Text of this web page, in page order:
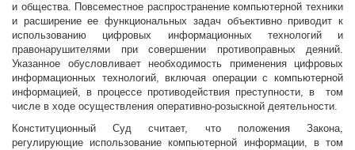
и общества. Повсеместное распространение компьютерной техники
и расширение ее функциональных задач объективно приводит к
использованию цифровых информационных технологий и
правонарушителями при совершении противоправных деяний.
Указанное обусловливает необходимость применения цифровых
информационных технологий, включая операции с компьютерной
информацией, в процессе противодействия преступности, в том
числе в ходе осуществления оперативно-розыскной деятельности.
Конституционный Суд считает, что положения Закона,
регулирующие использование компьютерной информации, в том